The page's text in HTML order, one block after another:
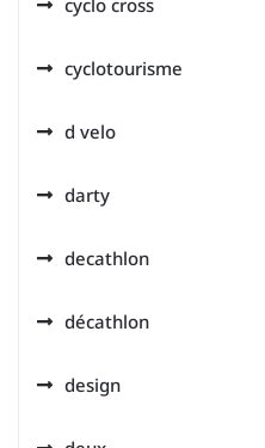
cyclotourisme
d velo
darty
decathlon
décathlon
design